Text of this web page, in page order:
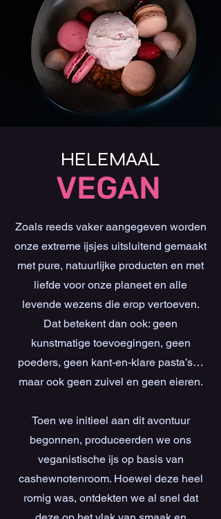
HELEMAAL
VEGAN
Zoals reeds vaker aangegeven worden
onze extreme ijsjes uitsluitend gemaakt
met pure, natuurlijke producten en met
liefde voor onze planeet en alle
levende wezens die erop vertoeven.
Dat betekent dan ook: geen
kunstmatige toevoegingen, geen
poeders, geen kant-en-klare pasta’s…
maar ook geen zuivel en geen eieren.
Toen we initieel aan dit avontuur
begonnen, produceerden we ons
veganistische ijs op basis van
cashewnotenroom. Hoewel deze heel
romig was, ontdekten we al snel dat